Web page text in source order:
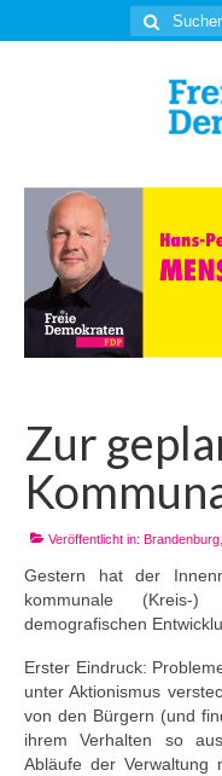
Suche
nach:
Zur
Veröffentlicht in: Brandenburg
Gestern hat der
kommunale
demografischen
Erster Eindruck:
unter Aktionismus
von den Bürgern (und
ihrem Verhalten so
Abläufe der Verwaltung